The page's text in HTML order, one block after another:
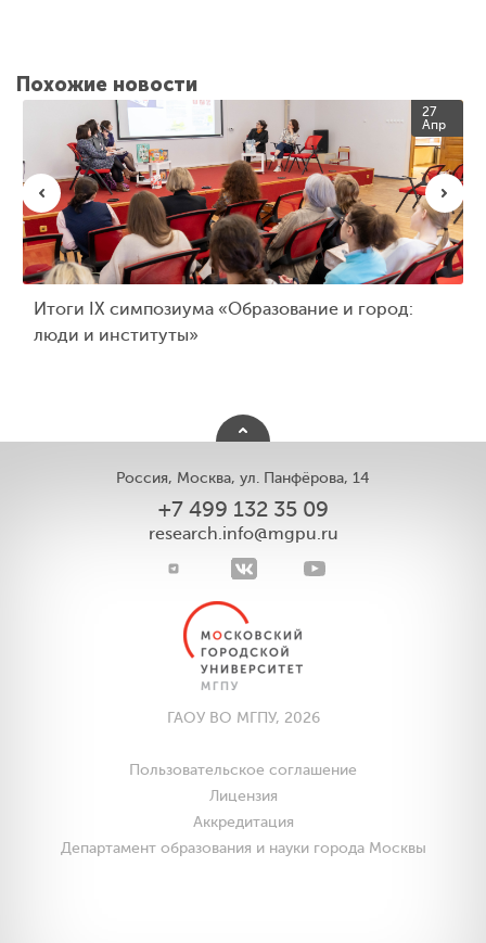
Похожие новости
27
Апр
Итоги IX симпозиума «Образование и город:
люди и институты»
Россия, Москва, ул. Панфёрова, 14
+7 499 132 35 09
research.info@mgpu.ru
ГАОУ ВО МГПУ, 2026
Пользовательское соглашение
Лицензия
Аккредитация
Департамент образования и науки города Москвы